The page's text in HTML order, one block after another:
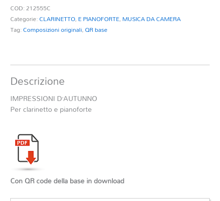
COD:212555C
Categorie:CLARINETTO, E PIANOFORTE, MUSICA DA CAMERA
Tag:Composizioni originali,QR base
Descrizione
IMPRESSIONI D’AUTUNNO
Per clarinetto e pianoforte
Con QR code della base in download